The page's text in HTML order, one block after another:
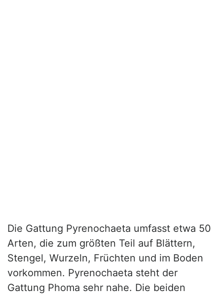
Die Gattung Pyrenochaeta umfasst etwa 50
Arten, die zum größten Teil auf Blättern,
Stengel, Wurzeln, Früchten und im Boden
vorkommen. Pyrenochaeta steht der
Gattung Phoma sehr nahe. Die beiden